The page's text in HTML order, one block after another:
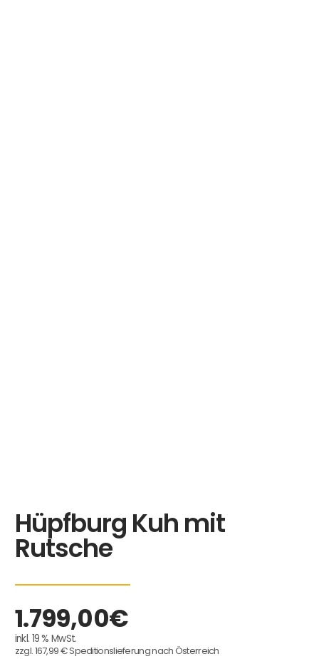
Hüpfburg Kuh mit
Rutsche
1.799,00€
inkl. 19 % MwSt.
zzgl. 167,99 € Speditionslieferung nach Österreich